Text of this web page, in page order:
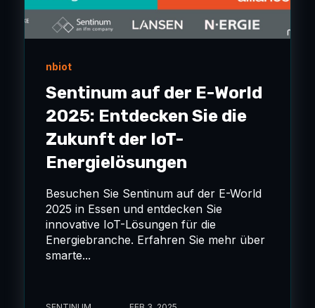
nbiot
Sentinum auf der E-World
2025: Entdecken Sie die
Zukunft der IoT-
Energielösungen
Besuchen Sie Sentinum auf der E-World
2025 in Essen und entdecken Sie
innovative IoT-Lösungen für die
Energiebranche. Erfahren Sie mehr über
smarte...